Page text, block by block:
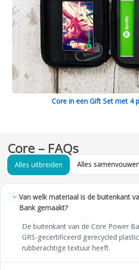
Core in een Gift Set met 4
Core – FAQs
Alles uitbreiden Alles samenvouwen
Van welk materiaal is de buitenkant
Bank gemaakt?
De buitenkant van de Core Power
GRS-gecertificeerd gerecycled
rubberachtige textuur heeft.